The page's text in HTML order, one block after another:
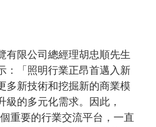
有限公司總經理胡忠順先生
：「照明行業正昂首邁入新
多新技術和挖掘新的商業模
級的多元化需求。因此，
重要的行業交流平台，一直